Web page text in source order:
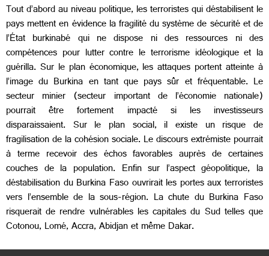
Tout d’abord au niveau politique, les terroristes qui déstabilisent le
pays mettent en évidence la fragilité du système de sécurité et de
l’État burkinabé qui ne dispose ni des ressources ni des
compétences pour lutter contre le terrorisme idéologique et la
guérilla. Sur le plan économique, les attaques portent atteinte à
l’image du Burkina en tant que pays sûr et fréquentable. Le
secteur minier (secteur important de l’économie nationale)
pourrait être fortement impacté si les investisseurs
disparaissaient. Sur le plan social, il existe un risque de
fragilisation de la cohésion sociale. Le discours extrémiste pourrait
à terme recevoir des échos favorables auprès de certaines
couches de la population. Enfin sur l’aspect géopolitique, la
déstabilisation du Burkina Faso ouvrirait les portes aux terroristes
vers l’ensemble de la sous-région. La chute du Burkina Faso
risquerait de rendre vulnérables les capitales du Sud telles que
Cotonou, Lomé, Accra, Abidjan et même Dakar.